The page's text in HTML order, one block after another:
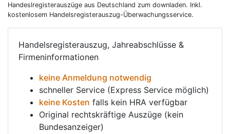
Handeslregisterauszüge aus Deutschland zum downladen. Inkl.
kostenlosem Handelsregisterauszug-Überwachungsservice.
Handelsregisterauszug, Jahreabschlüsse &
Firmeninformationen
keine Anmeldung notwendig
schneller Service (Express Service möglich)
keine Kosten falls kein HRA verfügbar
Original rechtskräftige Auszüge (kein
Bundesanzeiger)